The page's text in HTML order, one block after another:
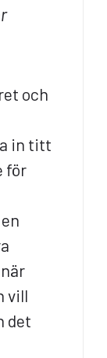
och
in titt
för
vill
det